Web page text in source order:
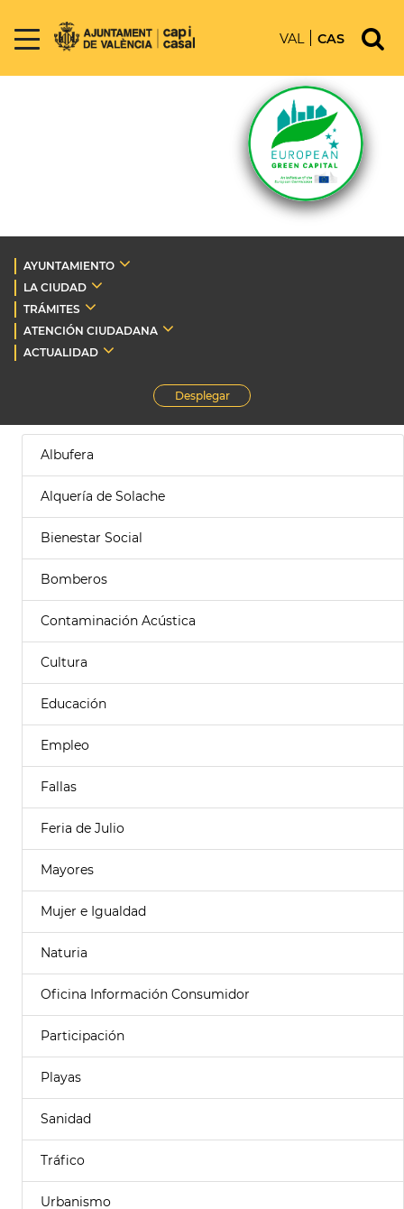
VAL CAS
AYUNTAMIENTO
LA CIUDAD
TRÁMITES
ATENCIÓN CIUDADANA
ACTUALIDAD
Desplegar
Albufera
Alquería de Solache
Bienestar Social
Bomberos
Contaminación Acústica
Cultura
Educación
Empleo
Fallas
Feria de Julio
Mayores
Mujer e Igualdad
Naturia
Oficina Información Consumidor
Participación
Playas
Sanidad
Tráfico
Urbanismo